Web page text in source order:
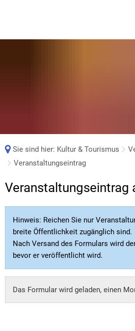
Sie sind hier: Kultur & Tourismus
Veranstaltungseintrag
Veranstaltungseintrag
Veranstaltungseintrag
Hinweis: Reichen Sie nur
breite Öffentlichkeit zugänglich sind.
Nach Versand des Formulars wird
bevor er veröffentlicht wird.
Das Formular wird geladen, einen